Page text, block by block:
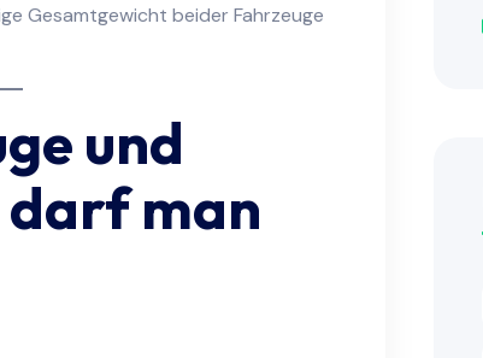
Gesamtgewicht beider Fahrzeuge
und
man